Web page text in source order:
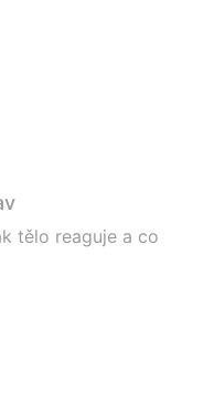
tělo reaguje a co